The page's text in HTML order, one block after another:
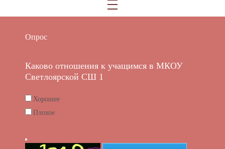
Опрос
Каково отношения к учащимся в МКОУ
Светлоярской СШ 1
Хорошее
Плохое